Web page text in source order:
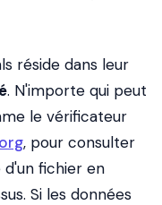
réside dans leur
. N'importe qui peut
le vérificateur
, pour consulter
fichier en
Si les données